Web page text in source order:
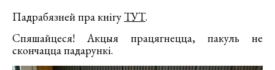
Падрабязней пра кнігу ТУТ.
Спяшайцеся! Акцыя працягнецца, пакуль не
скончацца падарункі.